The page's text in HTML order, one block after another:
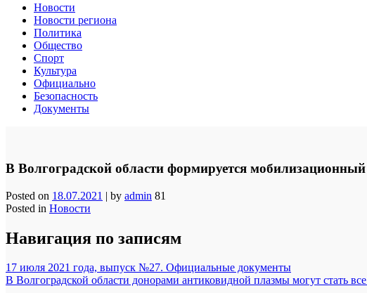
Новости
Новости региона
Политика
Общество
Спорт
Культура
Официально
Безопасность
Документы
В Волгоградской области формируется
Posted on 18.07.2021 | by admin 81
Posted in Новости
Навигация по записям
17 июля 2021 года, выпуск №27. Официальные документы
В Волгоградской области донорами антиковидной плазмы могут стать